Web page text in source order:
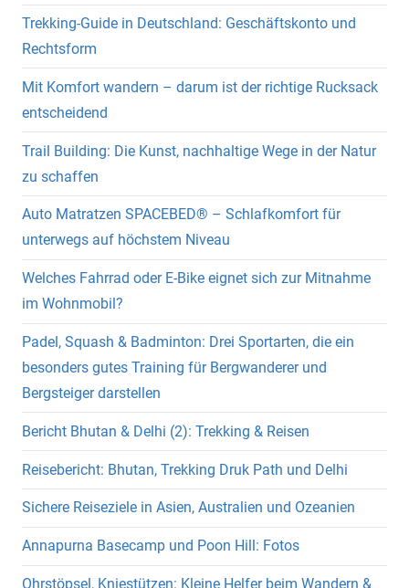
Trekking-Guide in Deutschland: Geschäftskonto und
Rechtsform
Mit Komfort wandern – darum ist der richtige Rucksack
entscheidend
Trail Building: Die Kunst, nachhaltige Wege in der Natur
zu schaffen
Auto Matratzen SPACEBED® – Schlafkomfort für
unterwegs auf höchstem Niveau
Welches Fahrrad oder E-Bike eignet sich zur Mitnahme
im Wohnmobil?
Padel, Squash & Badminton: Drei Sportarten, die ein
besonders gutes Training für Bergwanderer und
Bergsteiger darstellen
Bericht Bhutan & Delhi (2): Trekking & Reisen
Reisebericht: Bhutan, Trekking Druk Path und Delhi
Sichere Reiseziele in Asien, Australien und Ozeanien
Annapurna Basecamp und Poon Hill: Fotos
Ohrstöpsel, Kniestützen: Kleine Helfer beim Wandern &